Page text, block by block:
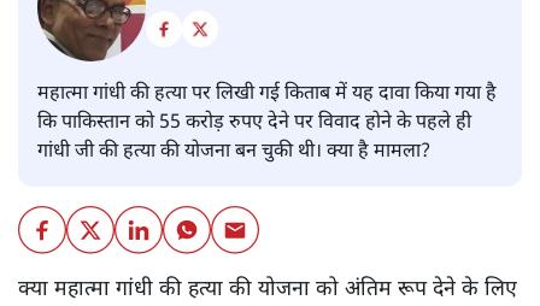
महात्मा गांधी की हत्या पर लिखी गई किताब में यह दावा किया गया है
कि पाकिस्तान को 55 करोड़ रुपए देने पर विवाद होने के पहले ही
गांधी जी की हत्या की योजना बन चुकी थी। क्या है मामला?
क्या महात्मा गांधी की हत्या की योजना को अंतिम रूप देने के लिए